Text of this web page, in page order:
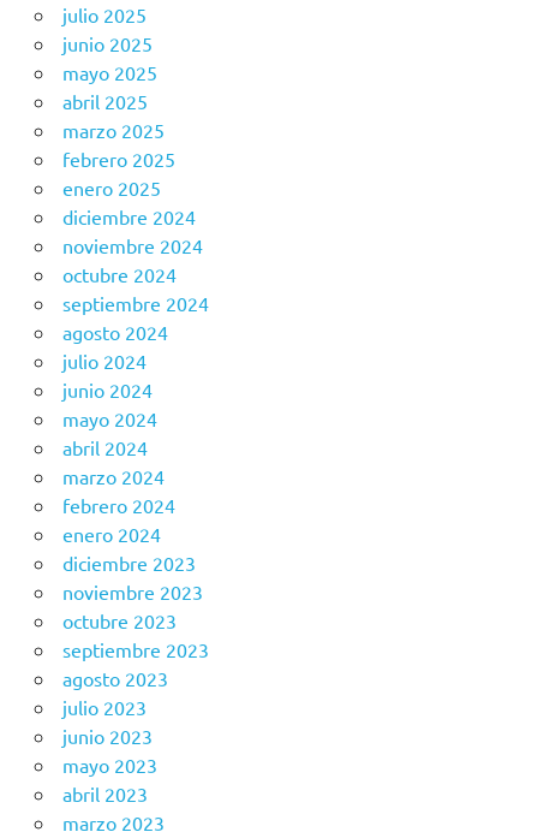
julio 2025
junio 2025
mayo 2025
abril 2025
marzo 2025
febrero 2025
enero 2025
diciembre 2024
noviembre 2024
octubre 2024
septiembre 2024
agosto 2024
julio 2024
junio 2024
mayo 2024
abril 2024
marzo 2024
febrero 2024
enero 2024
diciembre 2023
noviembre 2023
octubre 2023
septiembre 2023
agosto 2023
julio 2023
junio 2023
mayo 2023
abril 2023
marzo 2023